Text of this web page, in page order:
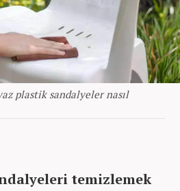
plastik sandalyeler nasıl
temizlemek